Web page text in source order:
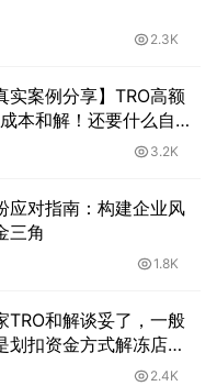
2.3K
实案例分享】TRO高额
本和解！还要什么自行
费力应诉？
3.2K
应对指南：构建企业风
三角
1.8K
TRO和解谈妥了，一般
划扣资金方式解冻店
2.4K